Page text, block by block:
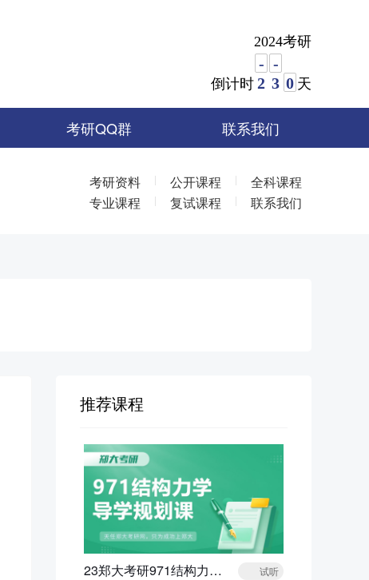
2024考研
倒计时
-
2
-
3 0 天
考研QQ群 联系我们
考研资料 | 公开课程 |
全科课程
专业课程
| 复试课程 | 联系我们
推荐课程
23郑大考研971结构力学导学规划课 试听